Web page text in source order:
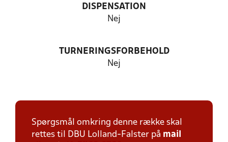
DISPENSATION
Nej
TURNERINGSFORBEHOLD
Nej
Spørgsmål omkring denne række skal
rettes til DBU Lolland-Falster på mail